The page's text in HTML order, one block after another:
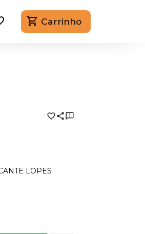
Carrinho
LOPES